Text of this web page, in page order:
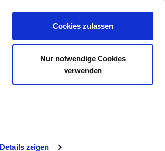
Details zeigen
Cookies zulassen
Nur notwendige Cookies
verwenden